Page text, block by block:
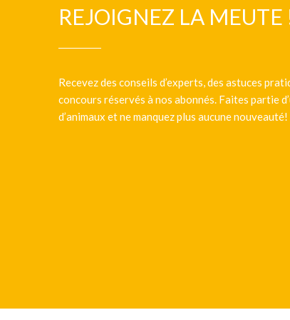
REJOIGNEZ LA MEUTE
Recevez des conseils d’experts, des astuces
concours réservés à nos abonnés. Faites partie
d’animaux et ne manquez plus aucune nouveauté!